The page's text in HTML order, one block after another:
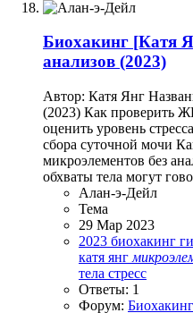
Биохакинг [Катя
анализов (2023)
Автор: Катя Янг
(2023) Как проверить
оценить уровень
сбора суточной мочи
микроэлементов без
обхваты тела могут
Алан-э-Дейл
Тема
29 Мар 2023
2023 биохакинг
катя янг
тела стресс
Ответы: 1
Форум: Биохакинг